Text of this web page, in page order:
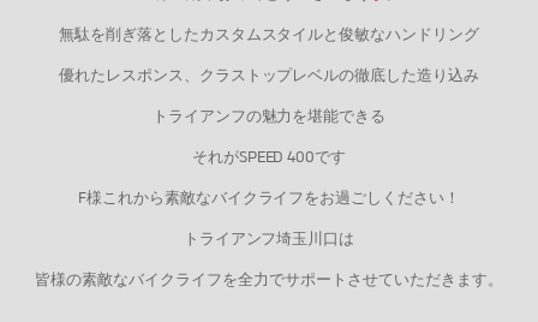
無駄を削ぎ落としたカスタムスタイルと俊敏なハンドリング
優れたレスポンス、クラストップレベルの徹底した造り込み
トライアンフの魅力を堪能できる
それがSPEED 400です
F様これから素敵なバイクライフをお過ごしください！
トライアンフ埼玉川口は
皆様の素敵なバイクライフを全力でサポートさせていただきます。